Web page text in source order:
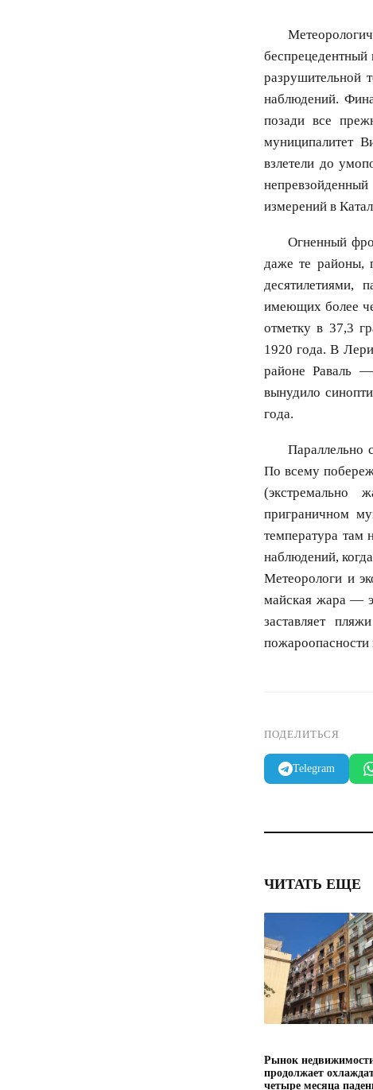
беспрецедентный
разрушительной
наблюдений.
позади все
муниципалитет
взлетели до
измерений в
Огненный
даже те районы,
десятилетиями,
имеющих более
отметку в 37,3
1920 года. В
районе Раваль —
вынудило
года.
По всему
(экстремально
приграничном
температура там
наблюдений,
Метеорологи и
майская жара —
заставляет
пожароопасности
ПОДЕЛИТЬСЯ
Telegram
ЧИТАТЬ ЕЩЕ
Рынок
продолжает
четыре месяца